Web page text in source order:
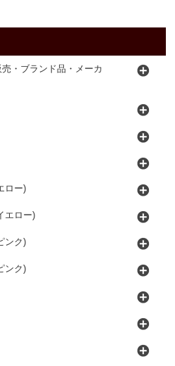
・ブランド品・メーカ
ロー)
エロー)
ンク)
ンク)